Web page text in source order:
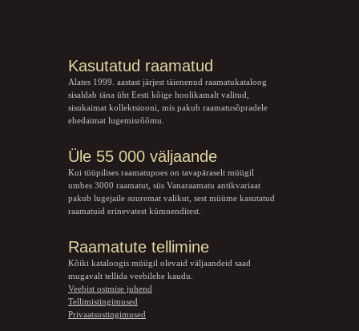
Kasutatud raamatud
Alates 1999. aastast järjest täienenud raamatukataloog
sisaldab täna üht Eesti kõige hoolikamalt valitud,
sisukaimat kollektsiooni, mis pakub raamatusõpradele
ehedaimat lugemisrõõmu.
Üle 55 000 väljaande
Kui tüüpilises raamatupoes on tavapäraselt müügil
umbes 3000 raamatut, siis Vanaraamatu antikvariaat
pakub lugejaile suuremat valikut, sest müüme kasutatud
raamatuid erinevatest kümnenditest.
Raamatute tellimine
Kõiki kataloogis müügil olevaid väljaandeid saad
mugavalt tellida veebilehe kaudu.
Veebist ostmise juhend
Tellimistingimused
Privaatsustingimused